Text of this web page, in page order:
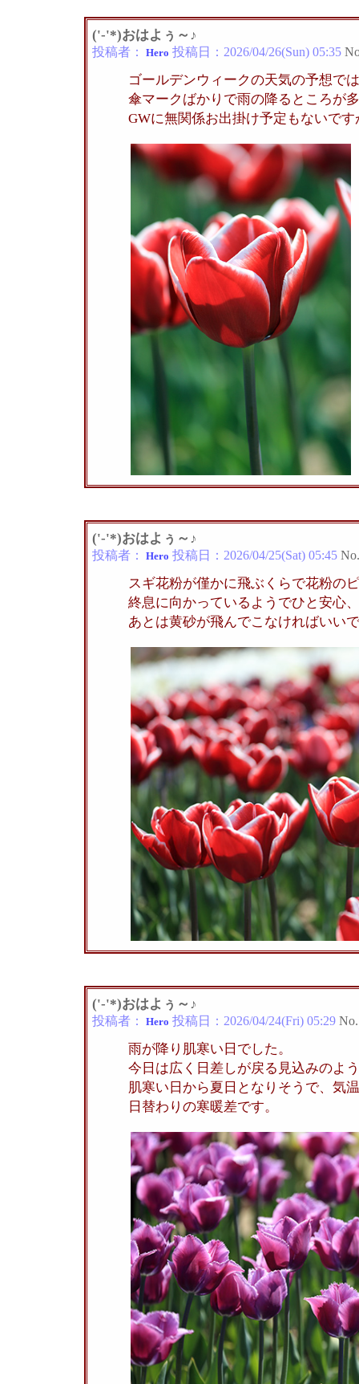
('-'*)おはよぅ～♪
投稿者： Hero 投稿日： 2026/04/26(Sun) 05:35
ゴールデンウィークの天気の予想で
傘マークばかりで雨の降るところが
GWに無関係お出掛け予定もないで
('-'*)おはよぅ～♪
投稿者： Hero 投稿日： 2026/04/25(Sat) 05:45 No.
スギ花粉が僅かに飛ぶくらで花粉の
終息に向かっているようでひと安心
あとは黄砂が飛んでこなければいい
('-'*)おはよぅ～♪
投稿者： Hero 投稿日： 2026/04/24(Fri) 05:29 No.
雨が降り肌寒い日でした。
今日は広く日差しが戻る見込みのよ
肌寒い日から夏日となりそうで、気
日替わりの寒暖差です。